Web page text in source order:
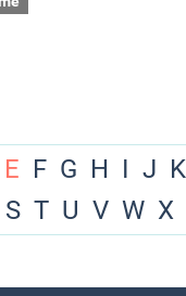
E F G H I J K
S T U V W X